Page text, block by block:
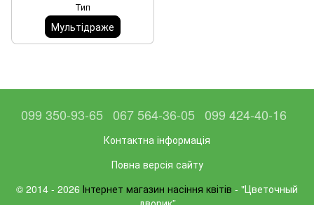
Тип
Мультідраже
099 350-93-65 067 564-36-05 099 424-40-16
Контактна інформація
Повна версія сайту
© 2014 - 2026 Інтернет магазин насіння квітів - "Цветочный